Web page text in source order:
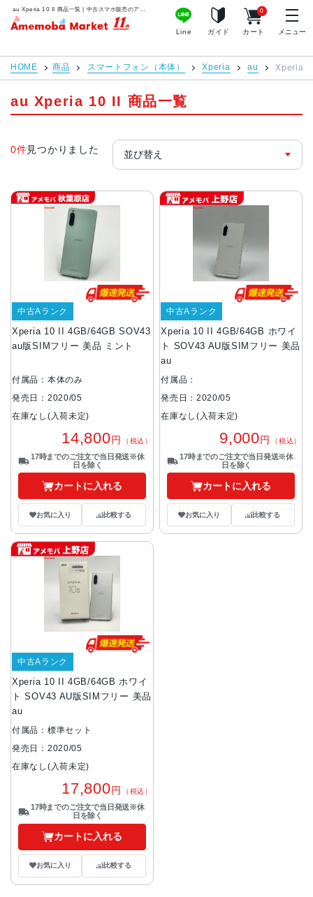
アメモバマーケット
Line ガイド カート
0
メニュー
HOME 商品 スマートフォン（本体） Xperia au Xperia
au Xperia 10 II 商品一覧
0件見つかりました
Xperia 10 II 4GB/64GB SOV43
au版SIMフリー 美品 ミント
中古Aランク
付属品：本体のみ
発売日：2020/05
在庫なし(入荷未定)
14,800円 （税込）
17時までのご注文で当日発送※休
日を除く
カートに入れる
お気に入り 比較する
Xperia 10 II 4GB/64GB ホワイ
ト SOV43 AU版SIMフリー 美品
au
中古Aランク
付属品：
発売日：2020/05
在庫なし(入荷未定)
9,000円 （税込）
17時までのご注文で当日発送※休
日を除く
カートに入れる
お気に入り 比較する
Xperia 10 II 4GB/64GB ホワイ
ト SOV43 AU版SIMフリー 美品
au
中古Aランク
付属品：標準セット
発売日：2020/05
在庫なし(入荷未定)
17,800円 （税込）
17時までのご注文で当日発送※休
日を除く
カートに入れる
お気に入り 比較する